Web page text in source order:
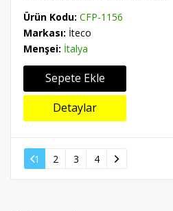
Ürün Kodu: CFP-1156
Markası: İteco
Menşei: İtalya
Sepete Ekle
Detaylar
1 2 3 4